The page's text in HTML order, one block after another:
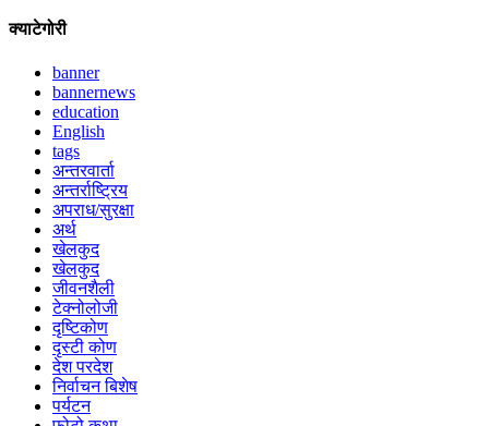
क्याटेगोरी
banner
bannernews
education
English
tags
अन्तरवार्ता
अन्तर्राष्ट्रिय
अपराध/सुरक्षा
अर्थ
खेलकुद
खेलकुद
जीवनशैली
टेक्नोलोजी
दृष्टिकोण
दृस्टी कोण
देश परदेश
निर्वाचन बिशेष
पर्यटन